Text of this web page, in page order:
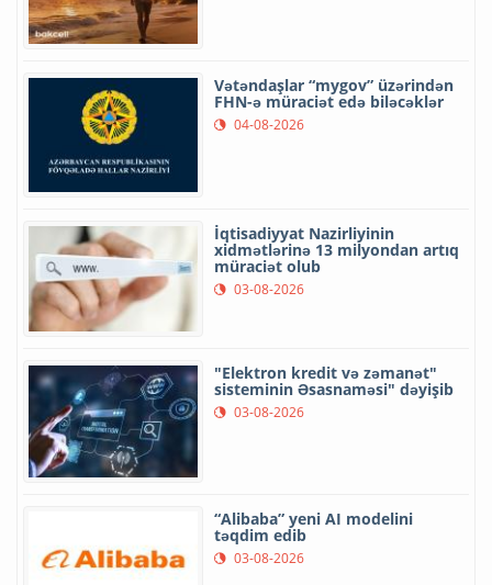
Vətəndaşlar “mygov” üzərindən
FHN-ə müraciət edə biləcəklər
04-08-2026
İqtisadiyyat Nazirliyinin
xidmətlərinə 13 milyondan artıq
müraciət olub
03-08-2026
"Elektron kredit və zəmanət"
sisteminin Əsasnaməsi" dəyişib
03-08-2026
“Alibaba” yeni AI modelini
təqdim edib
03-08-2026